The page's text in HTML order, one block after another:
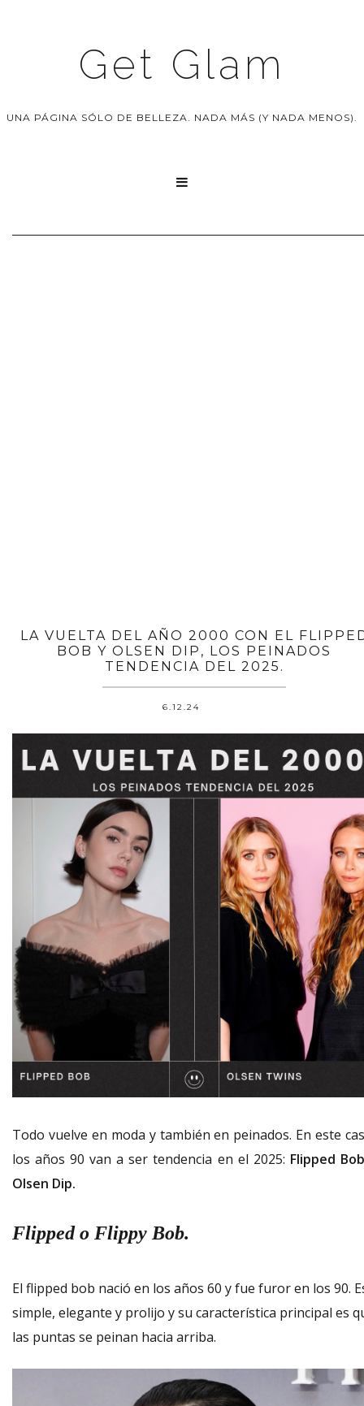
Get Glam
UNA PÁGINA SÓLO DE BELLEZA. NADA MÁS (Y NADA MENOS).

LA VUELTA DEL AÑO 2000 CON EL
BOB Y OLSEN DIP, LOS PEINADOS
TENDENCIA DEL 2025.
6.12.24
Todo vuelve en moda y también en peinados. En este
los años 90 van a ser tendencia en el 2025: Flipped Bob
Olsen Dip.
Flipped o Flippy Bob.
El flipped bob nació en los años 60 y fue furor en los 90.
simple, elegante y prolijo y su característica principal es
las puntas se peinan hacia arriba.